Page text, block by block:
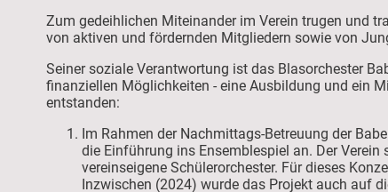
Zum gedeihlichen Miteinander im Verein trugen und
von aktiven und fördernden Mitgliedern sowie von
Seiner soziale Verantwortung ist das Blasorchester
finanziellen Möglichkeiten - eine Ausbildung und ein
entstanden:
Im Rahmen der Nachmittags-Betreuung der
die Einführung ins Ensemblespiel an. Der
vereinseigene Schülerorchester. Für
Inzwischen (2024) wurde das Projekt auch auf